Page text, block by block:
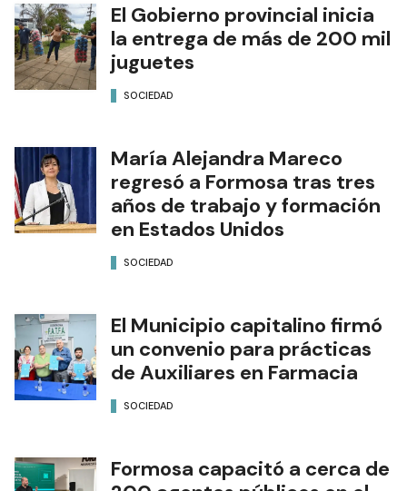
El Gobierno provincial inicia
la entrega de más de 200 mil
juguetes
SOCIEDAD
María Alejandra Mareco
regresó a Formosa tras tres
años de trabajo y formación
en Estados Unidos
SOCIEDAD
El Municipio capitalino firmó
un convenio para prácticas
de Auxiliares en Farmacia
SOCIEDAD
Formosa capacitó a cerca de